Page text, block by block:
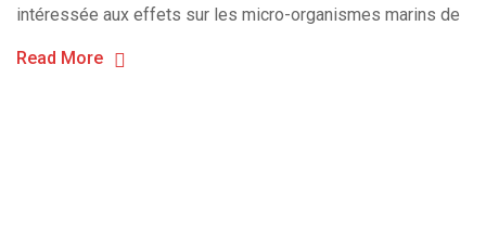
intéressée aux effets sur les micro-organismes marins de
Read More